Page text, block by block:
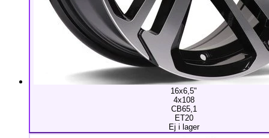
16x6,5"
4x108
CB65,1
ET20
Ej i lager